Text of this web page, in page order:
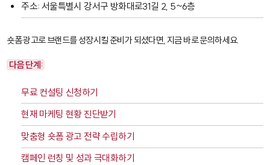
주소: 서울특별시 강서구 방화대로31길 2, 5~6층
숏폼 광고로 브랜드를 성장시킬 준비가 되셨다면, 지금 바로 문의하세요.
다음 단계:
무료 컨설팅 신청하기
현재 마케팅 현황 진단받기
맞춤형 숏폼 광고 전략 수립하기
캠페인 런칭 및 성과 극대화하기